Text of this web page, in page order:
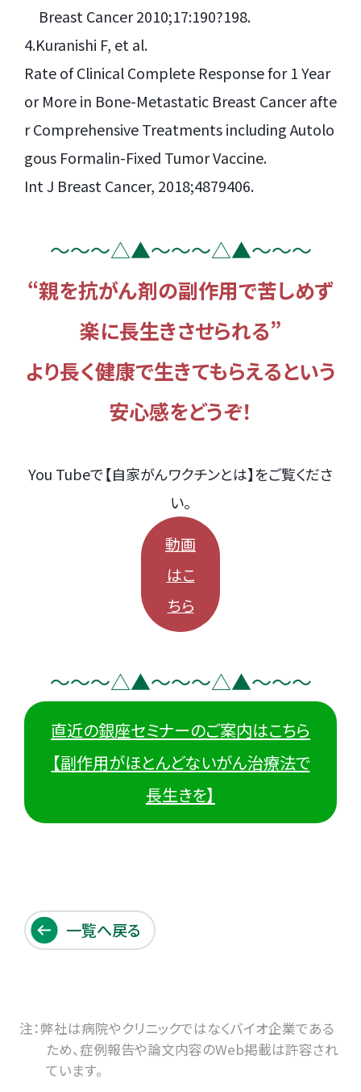
Breast Cancer 2010;17:190?198.
4.Kuranishi F, et al.
Rate of Clinical Complete Response for 1 Year
or More in Bone-Metastatic Breast Cancer afte
r Comprehensive Treatments including Autolo
gous Formalin-Fixed Tumor Vaccine.
Int J Breast Cancer, 2018;4879406.
～～～△▲～～～△▲～～～
“親を抗がん剤の副作用で苦しめず
楽に長生きさせられる”
より長く健康で生きてもらえるという
安心感をどうぞ！
You Tubeで【自家がんワクチンとは】をご覧くださ
い。
動画
はこ
ちら
～～～△▲～～～△▲～～～
直近の銀座セミナーのご案内はこちら
【副作用がほとんどないがん治療法で
長生きを】
一覧へ戻る
注：弊社は病院やクリニックではなくバイオ企業である
ため、症例報告や論文内容のWeb掲載は許容され
ています。